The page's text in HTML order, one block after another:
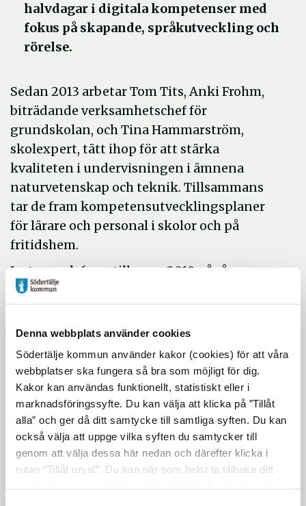
Denna webbplats använder cookies
Södertälje kommun använder kakor (cookies) för att våra
webbplatser ska fungera så bra som möjligt för dig.
Kakor kan användas funktionellt, statistiskt eller i
marknadsföringssyfte. Du kan välja att klicka på ”Tillåt
alla” och ger då ditt samtycke till samtliga syften. Du kan
också välja att uppge vilka syften du samtycker till
genom att välja dessa här nedan och därefter klicka i
rutan ”Tillåt urval”. Du kan när som helst ta tillbaka ditt
halvdagar i digitala kompetenser med
fokus på skapande, språkutveckling och
rörelse.
Sedan 2013 arbetar Tom Tits, Anki Frohm,
biträdande verksamhetschef för
grundskolan, och Tina Hammarström,
skolexpert, tätt ihop för att stärka
kvaliteten i undervisningen i ämnena
naturvetenskap och teknik. Tillsammans
tar de fram kompetensutvecklingsplaner
för lärare och personal i skolor och på
fritidshem.
Just nu och fram till mars 2019 pågår en
utbildning för 100 pedagoger med mål om
att öka både kvalitet, likvärdighet och
måluppfyllnad i Södertäljes fritidshem. I går
hölls den tredje träffen.
– Det här är en viktig övergripande,
gemensam och inkluderande satsning som
är till nytta för alla barn i Södertäljes
kommunala skolors fritidshem. De som
deltar får med sig material hem för att prova
så det här ger direkt nya, spännande
aktiviteter för barnen, säger Cecilia